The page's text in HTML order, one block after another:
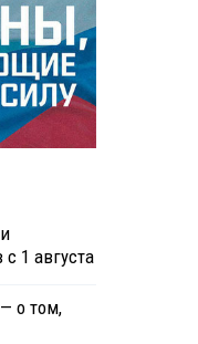
1 августа
о том,